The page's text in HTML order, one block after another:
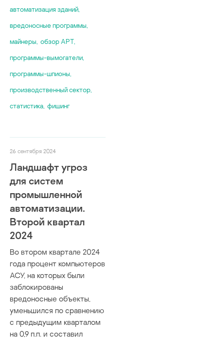
автоматизация зданий
вредоносные программы
майнеры обзор APT
программы-вымогатели
программы-шпионы
производственный сектор
статистика фишинг
26 сентября 2024
Ландшафт угроз
для систем
промышленной
автоматизации.
Второй квартал
2024
Во втором квартале 2024
года процент компьютеров
АСУ, на которых были
заблокированы
вредоносные объекты,
уменьшился по сравнению
с предыдущим кварталом
на 0,9 п.п. и составил